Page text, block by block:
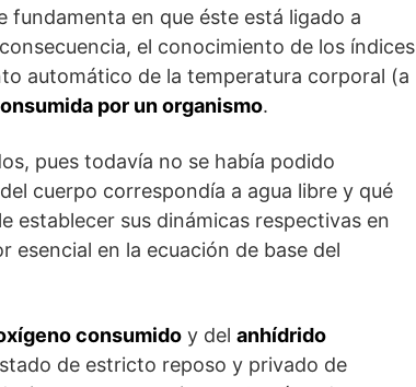
fundamenta en que éste está ligado a
el conocimiento de los índices
automático de la temperatura corporal (a
por un organismo.
pues todavía no se había podido
cuerpo correspondía a agua libre y qué
establecer sus dinámicas respectivas en
en la ecuación de base del
consumido y del anhídrido
de estricto reposo y privado de